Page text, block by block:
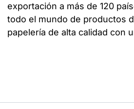
exportación a más de 120
todo el mundo de productos
papelería de alta calidad con